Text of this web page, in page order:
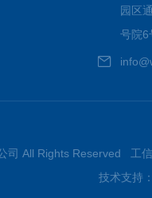
园区
号院6
司 All Rights Reserved 工信
技术支持：